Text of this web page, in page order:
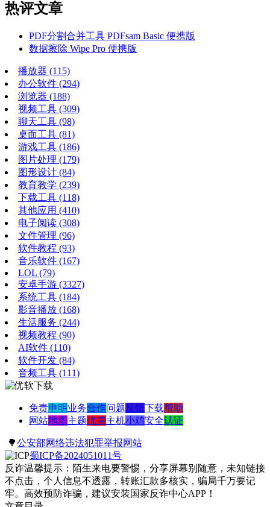
热评文章
PDF分割合并工具 PDFsam Basic 便携版
数据擦除 Wipe Pro 便携版
播放器 (115)
办公软件 (294)
浏览器 (188)
视频工具 (309)
聊天工具 (98)
桌面工具 (81)
游戏工具 (186)
图片处理 (179)
图形设计 (84)
教育教学 (239)
下载工具 (118)
其他应用 (410)
电子阅读 (308)
文件管理 (96)
软件教程 (93)
音乐软件 (167)
LOL (79)
安卓手游 (3327)
系统工具 (184)
影音播放 (168)
生活服务 (244)
视频教程 (90)
AI软件 (110)
软件开发 (84)
音频工具 (111)
免责申明业务合作问题反馈下载帮助
网站地图 主题优美主机小鸡安全认证
🌳公安部网络违法犯罪举报网站
蜀ICP备2024051011号
反诈温馨提示：陌生来电要警惕，分享屏幕别随意，未知链接
不点击，个人信息不透露，转账汇款多核实，骗局千万要记
牢。高效预防诈骗，建议安装国家反诈中心APP！